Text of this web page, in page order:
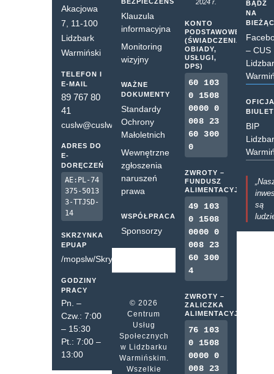
Akacjowa
7, 11-100
Lidzbark
Warmiński
TELEFON I
E-MAIL
89 767 80
41
cuslw@cuslw.pl
ADRES DO
E-
DORĘCZEŃ
AE:PL-74
375-5013
3-TTJSD-
14
SKRZYNKA
EPUAP
/mopslw/SkrytkaESP
GODZINY
PRACY
Pn. –
Czw.: 7:00
– 15:30
Pt.: 7:00 –
13:00
Klauzula
informacyjna
Monitoring
wizyjny
WAŻNE
DOKUMENTY
Standardy
Ochrony
Małoletnich
Wewnętrzne
zgłoszenia
naruszeń
prawa
WSPÓŁPRACA
Sponsorzy
© 2026
Centrum
Usług
Społecznych
w Lidzbarku
Warmińskim.
Wszelkie
2024 r.
KONTO
PODSTAWOWE
(ŚWIADCZENIA,
OBIADY,
USŁUGI,
DPS)
60 103
0 1508
0000 0
008 23
60 300
0
ZWROTY –
FUNDUSZ
ALIMENTACYJNY
49 103
0 1508
0000 0
008 23
60 300
4
ZWROTY –
ZALICZKA
ALIMENTACYJNA
76 103
0 1508
0000 0
008 23
BĄDŹ
NA
– CUS
BIP
są